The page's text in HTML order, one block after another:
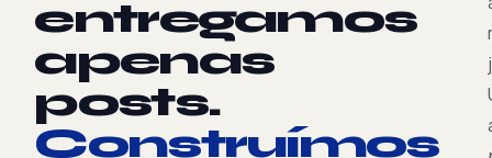
entregamos
apenas
posts.
Construímos